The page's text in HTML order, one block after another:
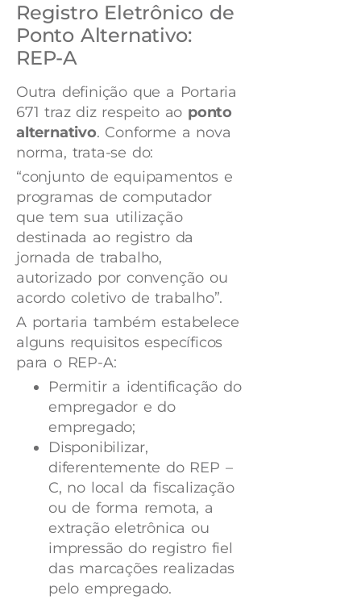
Registro Eletrônico de
Ponto Alternativo:
REP-A
Outra definição que a Portaria
671 traz diz respeito ao ponto
alternativo. Conforme a nova
norma, trata-se do:
“conjunto de equipamentos e
programas de computador
que tem sua utilização
destinada ao registro da
jornada de trabalho,
autorizado por convenção ou
acordo coletivo de trabalho”.
A portaria também estabelece
alguns requisitos específicos
para o REP-A:
Permitir a identificação do
empregador e do
empregado;
Disponibilizar,
diferentemente do REP –
C, no local da fiscalização
ou de forma remota, a
extração eletrônica ou
impressão do registro fiel
das marcações realizadas
pelo empregado.